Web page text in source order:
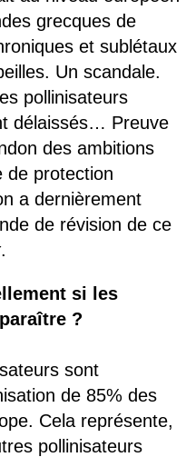
grecques de
et sublétaux
Un scandale.
pollinisateurs
délaissés… Preuve
des ambitions
de protection
a dernièrement
de révision de ce
.
si les
?
sont
de 85% des
Cela représente,
pollinisateurs